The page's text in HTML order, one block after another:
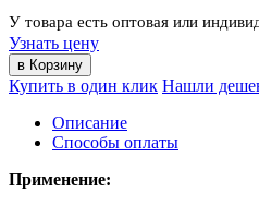
У товара есть оптовая или
Узнать цену
Купить в один клик Нашли
Описание
Способы оплаты
Применение: